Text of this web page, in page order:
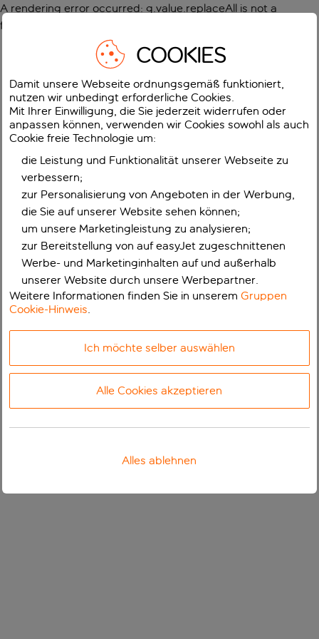
A rendering error occurred: g.value.replaceAll is not a
function
COOKIES
Damit unsere Webseite ordnungsgemäß funktioniert,
nutzen wir unbedingt erforderliche Cookies.
Mit Ihrer Einwilligung, die Sie jederzeit widerrufen oder
anpassen können, verwenden wir Cookies sowohl als auch
Cookie freie Technologie um:
die Leistung und Funktionalität unserer Webseite zu
verbessern;
zur Personalisierung von Angeboten in der Werbung,
die Sie auf unserer Website sehen können;
um unsere Marketingleistung zu analysieren;
zur Bereitstellung von auf easyJet zugeschnittenen
Werbe- und Marketinginhalten auf und außerhalb
unserer Website durch unsere Werbepartner.
Weitere Informationen finden Sie in unseremGruppen
Cookie-Hinweis.
Ich möchte selber auswählen
Alle Cookies akzeptieren
Alles ablehnen